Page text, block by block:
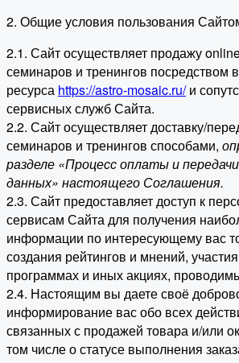
2. Общие условия пользования
2.1. Сайт осуществляет продажу
семинаров и тренингов посредством
ресурса https://astro-mosaic.ru/и
сервисных служб Сайта.
2.2. Сайт осуществляет доставку/
семинаров и тренингов способами,
разделе «Процесс оплаты и передачи
данных» настоящего Соглашения.
2.3. Сайт предоставляет доступ к
сервисам Сайта для получения
информации по интересующему вас
создания рейтингов и мнений,
программах и иных акциях,
2.4. Настоящим вы даете своё
информирование вас обо всех
связанных с продажей товара и/или
том числе о статусе выполнения